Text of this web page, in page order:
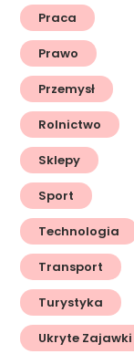
Praca
Prawo
Przemysł
Rolnictwo
Sklepy
Sport
Technologia
Transport
Turystyka
Ukryte Zajawki